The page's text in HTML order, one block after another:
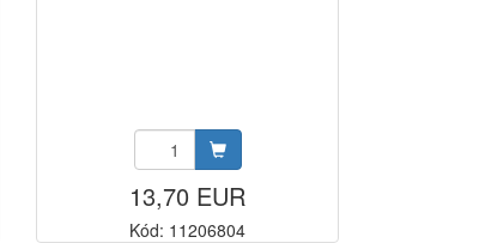
13,70 EUR
Kód: 11206804